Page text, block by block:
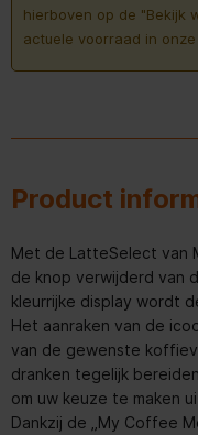
hierboven op de "Bekijk
actuele voorraad in
Product
Met de LatteSelect van
de knop verwijderd van
kleurrijke display wordt
Het aanraken van de
van de gewenste
dranken tegelijk
om uw keuze te maken
Dankzij de „My Coffee